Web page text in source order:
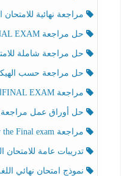
مراجعة نهائية للامتحان
حل مراجعة FINAL EXAMاللغة الإنجليزية الصف الخامس الفصل الثالث
حل مراجعة شاملة للامتحان
حل مراجعة حسب الهيكل الوزاري
مراجعة FINAL EXAMاللغة الإنجليزية الصف الخامس الفصل الثالث
حل أوراق عمل مراجعة الاختبار
مراجعة Preparation for the Final exam اللغة الإنجليزية الصف الرابع الفصل الثالث
تدريبات عامة للامتحان
نموذج امتحان نهائي اللغة